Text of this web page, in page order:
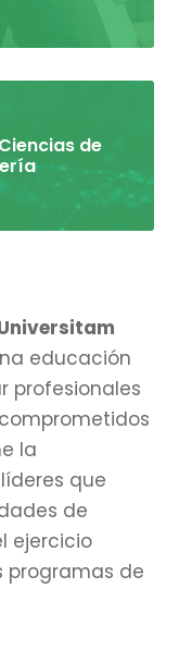
de
educación
profesionales
la
que
de
ejercicio
programas de